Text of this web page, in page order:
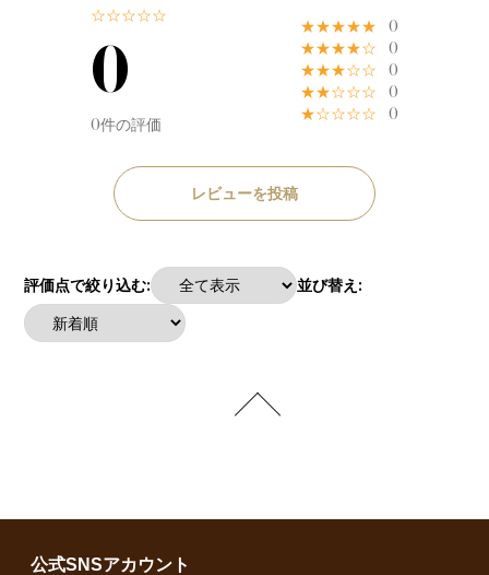
☆☆☆☆☆
0
0件の評価
★★★★★ 0
★★★★☆ 0
★★★☆☆ 0
★★☆☆☆ 0
★☆☆☆☆ 0
レビューを投稿
評価点で絞り込む: 並び替え:
公式SNSアカウント